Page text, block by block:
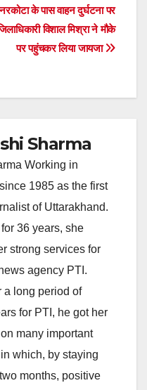
नरकोटा के पास वाहन दुर्घटना पर
विशाल मिश्रा ने मौके
पर पहुंचकर लिया जायजा
Sharma
Working in
1985 as the first
of Uttarakhand.
36 years, she
strong services for
agency PTI.
a long period of
for PTI, he got her
many important
which, by staying
months, positive